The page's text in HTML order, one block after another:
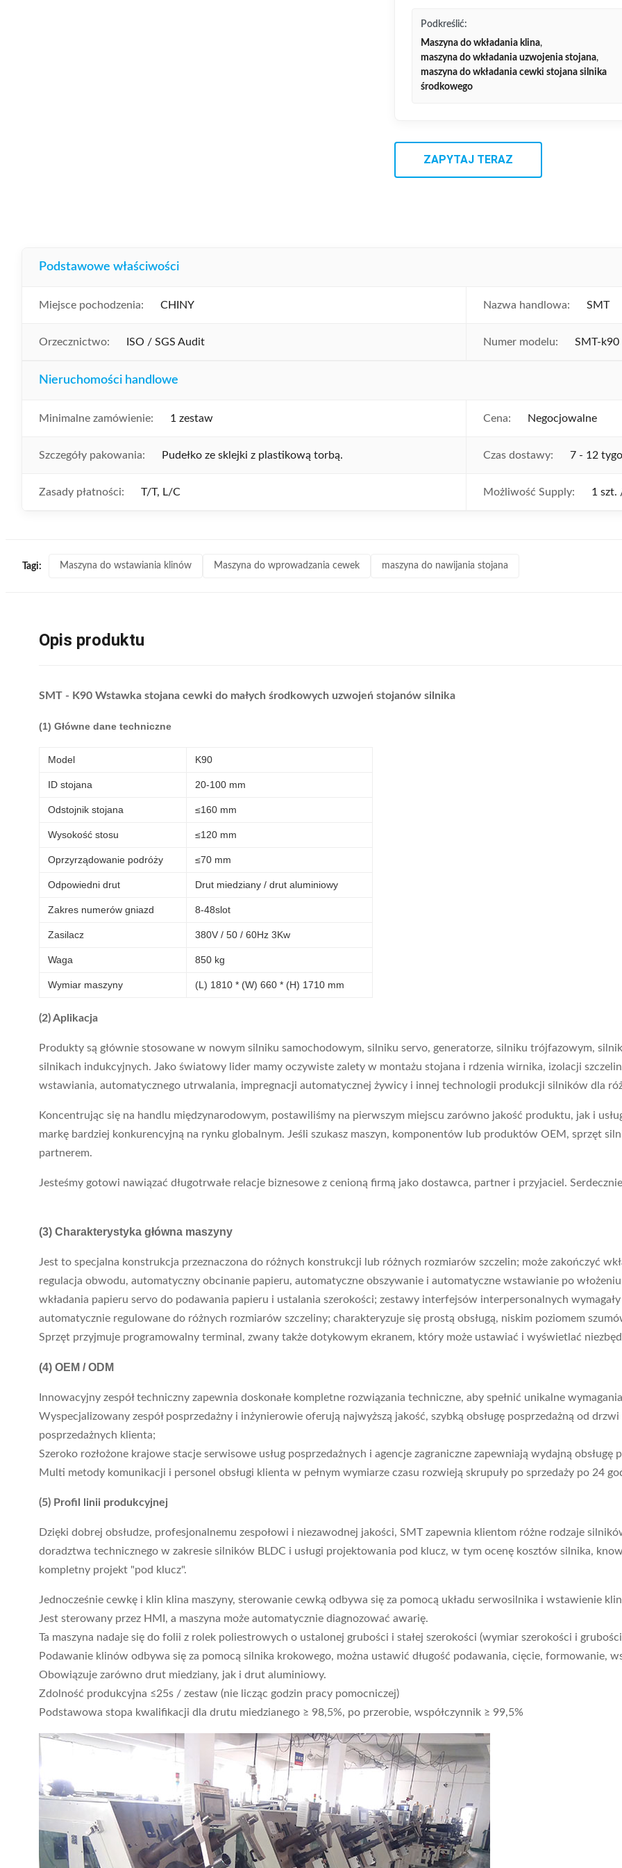
Podkreślić:
Maszyna do wkładania klina,
maszyna do wkładania uzwojenia stojana,
maszyna do wkładania cewki stojana silnika
środkowego
ZAPYTAJ TERAZ
Podstawowe właściwości
Miejsce pochodzenia: CHINY Nazwa handlowa: SMT
Orzecznictwo: ISO / SGS Audit Numer modelu: SMT-k90
Nieruchomości handlowe
Minimalne zamówienie: 1 zestaw Cena: Negocjowalne
Szczegóły pakowania: Pudełko ze sklejki z plastikową torbą. Czas dostawy: 7 - 12
Zasady płatności: T/T, L/C Możliwość Supply: 1 szt.
Tagi: Maszyna do wstawiania klinów Maszyna do wprowadzania cewek maszyna do nawijania stojana
Opis produktu
SMT - K90 Wstawka stojana cewki do małych środkowych uzwojeń stojanów silnika
(1) Główne dane techniczne
Model K90
ID stojana 20-100 mm
Odstojnik stojana ≤160 mm
Wysokość stosu ≤120 mm
Oprzyrządowanie podróży ≤70 mm
Odpowiedni drut Drut miedziany / drut aluminiowy
Zakres numerów gniazd 8-48slot
Zasilacz 380V / 50 / 60Hz 3Kw
Waga 850 kg
Wymiar maszyny (L) 1810 * (W) 660 * (H) 1710 mm
(2) Aplikacja
Produkty są głównie stosowane w nowym silniku samochodowym, silniku servo, generatorze, silniku trójfazowym,
silnikach indukcyjnych. Jako światowy lider mamy oczywiste zalety w montażu stojana i rdzenia wirnika, izolacji
wstawiania, automatycznego utrwalania, impregnacji automatycznej żywicy i innej technologii produkcji silników dla
Koncentrując się na handlu międzynarodowym, postawiliśmy na pierwszym miejscu zarówno jakość produktu, jak i
markę bardziej konkurencyjną na rynku globalnym. Jeśli szukasz maszyn, komponentów lub produktów OEM, sprzęt
partnerem.
Jesteśmy gotowi nawiązać długotrwałe relacje biznesowe z cenioną firmą jako dostawca, partner i przyjaciel.
(3) Charakterystyka główna maszyny
Jest to specjalna konstrukcja przeznaczona do różnych konstrukcji lub różnych rozmiarów szczelin; może zakończyć
regulacja obwodu, automatyczny obcinanie papieru, automatyczne obszywanie i automatyczne wstawianie po
wkładania papieru servo do podawania papieru i ustalania szerokości; zestawy interfejsów interpersonalnych
automatycznie regulowane do różnych rozmiarów szczeliny; charakteryzuje się prostą obsługą, niskim poziomem
Sprzęt przyjmuje programowalny terminal, zwany także dotykowym ekranem, który może ustawiać i wyświetlać
(4) OEM / ODM
Innowacyjny zespół techniczny zapewnia doskonałe kompletne rozwiązania techniczne, aby spełnić unikalne
Wyspecjalizowany zespół posprzedażny i inżynierowie oferują najwyższą jakość, szybką obsługę posprzedażną od
posprzedażnych klienta;
Szeroko rozłożone krajowe stacje serwisowe usług posprzedażnych i agencje zagraniczne zapewniają wydajną obsługę
Multi metody komunikacji i personel obsługi klienta w pełnym wymiarze czasu rozwieją skrupuły po sprzedaży po 24
(5) Profil linii produkcyjnej
Dzięki dobrej obsłudze, profesjonalnemu zespołowi i niezawodnej jakości, SMT zapewnia klientom różne rodzaje
doradztwa technicznego w zakresie silników BLDC i usługi projektowania pod klucz, w tym ocenę kosztów silnika,
kompletny projekt "pod klucz".
Jednocześnie cewkę i klin klina maszyny, sterowanie cewką odbywa się za pomocą układu serwosilnika i wstawienie
Jest sterowany przez HMI, a maszyna może automatycznie diagnozować awarię.
Ta maszyna nadaje się do folii z rolek poliestrowych o ustalonej grubości i stałej szerokości (wymiar szerokości i
Podawanie klinów odbywa się za pomocą silnika krokowego, można ustawić długość podawania, cięcie, formowanie,
Obowiązuje zarówno drut miedziany, jak i drut aluminiowy.
Zdolność produkcyjna ≤25s / zestaw (nie licząc godzin pracy pomocniczej)
Podstawowa stopa kwalifikacji dla drutu miedzianego ≥ 98,5%, po przerobie, współczynnik ≥ 99,5%